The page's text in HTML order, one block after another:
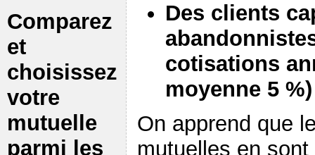
Comparez
et
choisissez
votre
mutuelle
parmi les
Des clients
cotisations
moyenne 5
On apprend que
mutuelles en